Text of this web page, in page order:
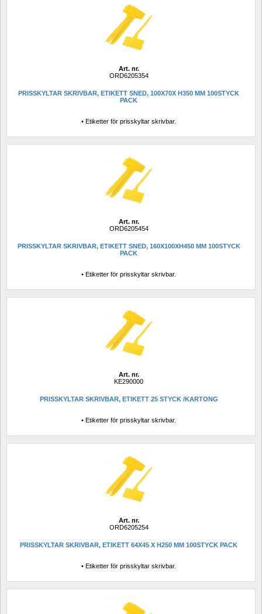
Art. nr.
ORD6205354
PRISSKYLTAR SKRIVBAR, ETIKETT SNED, 100X70X H350 MM 100STYCK
PACK
• Etiketter för prisskyltar skrivbar.
Art. nr.
ORD6205454
PRISSKYLTAR SKRIVBAR, ETIKETT SNED, 160X100XH450 MM 100STYCK
PACK
• Etiketter för prisskyltar skrivbar.
Art. nr.
KE290000
PRISSKYLTAR SKRIVBAR, ETIKETT 25 STYCK /KARTONG
• Etiketter för prisskyltar skrivbar.
Art. nr.
ORD6205254
PRISSKYLTAR SKRIVBAR, ETIKETT 64X45 X H250 MM 100STYCK PACK
• Etiketter för prisskyltar skrivbar.